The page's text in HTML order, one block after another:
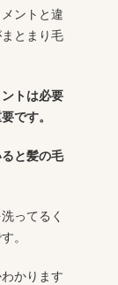
ントと違
とまり毛
トは必要
です。
と髪の毛
ってるく
。
かります